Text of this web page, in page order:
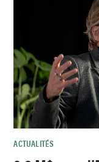
ACTUALITÉS